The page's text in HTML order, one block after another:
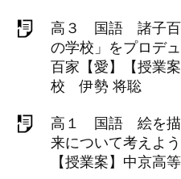
高３ 国語 諸子百
の学校」をプロデ
百家【愛】【授業
校 伊勢 将聡
高１ 国語 絵を描
来について考えよ
【授業案】中京高